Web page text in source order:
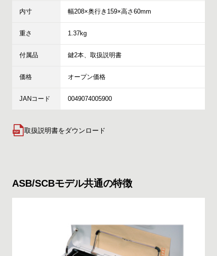
内寸 幅208×奥行き159×高さ60mm
重さ 1.37kg
付属品 鍵2本、取扱説明書
価格 オープン価格
JANコード 0049074005900
取扱説明書をダウンロード
ASB/SCBモデル共通の特徴